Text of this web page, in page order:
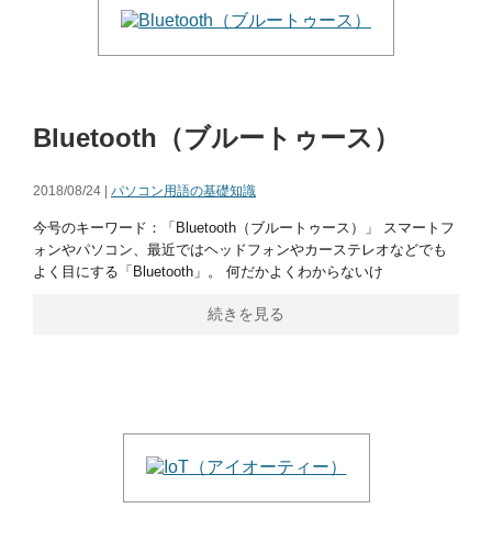
Bluetooth（ブルートゥース）
2018/08/24 | パソコン用語の基礎知識
今号のキーワード：「Bluetooth（ブルートゥース）」 スマートフ
ォンやパソコン、最近ではヘッドフォンやカーステレオなどでも
よく目にする「Bluetooth」。 何だかよくわからないけ
続きを見る